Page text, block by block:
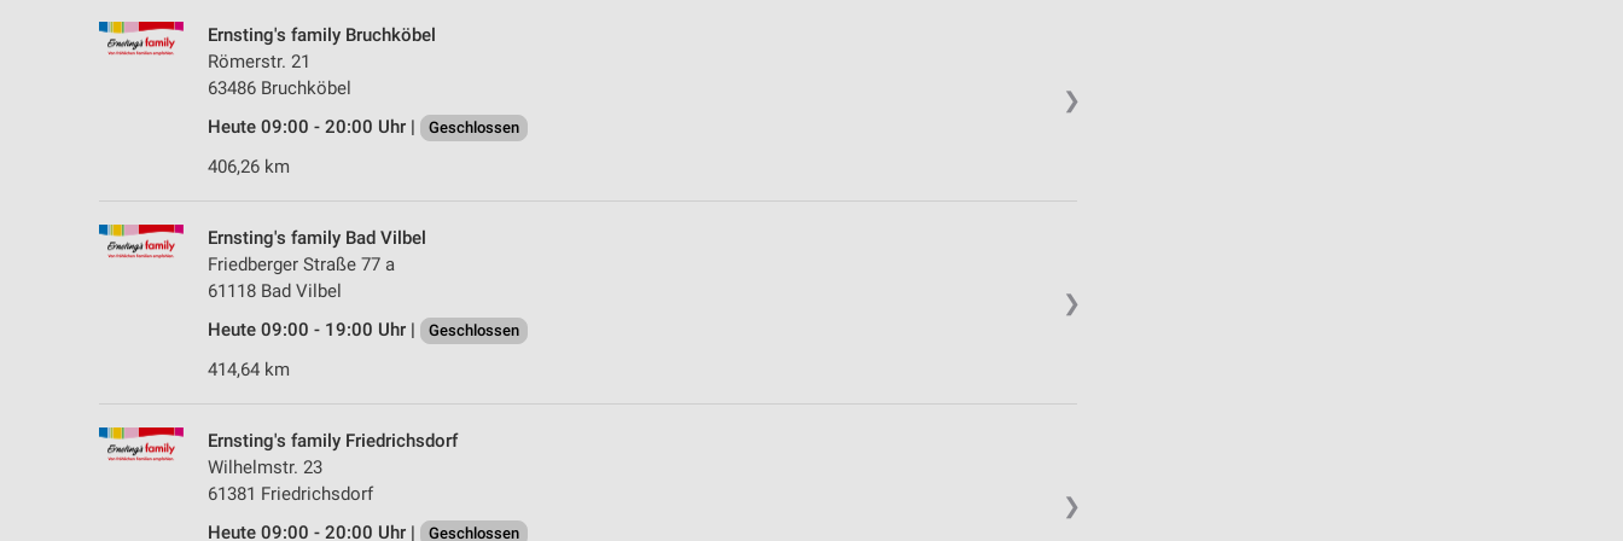
❯
Ernsting's family Bruchköbel
Römerstr. 21
63486 Bruchköbel
Heute 09:00 - 20:00 Uhr |
Geschlossen
406,26 km
❯
Ernsting's family Bad Vilbel
Friedberger Straße 77 a
61118 Bad Vilbel
Heute 09:00 - 19:00 Uhr |
Geschlossen
414,64 km
❯
Ernsting's family Friedrichsdorf
Wilhelmstr. 23
61381 Friedrichsdorf
Heute 09:00 - 20:00 Uhr |
Geschlossen